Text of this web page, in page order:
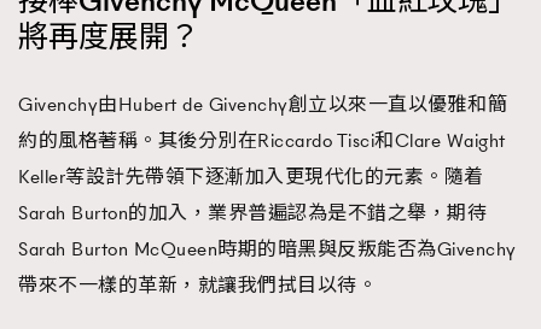
將再度展開？
Givenchy由Hubert de Givenchy創立以來一直以優雅和簡
約的風格著稱。其後分別在Riccardo Tisci和Clare Waight
Keller等設計先帶領下逐漸加入更現代化的元素。隨着
Sarah Burton的加入，業界普遍認為是不錯之舉，期待
Sarah Burton McQueen時期的暗黑與反叛能否為Givenchy
帶來不一樣的革新，就讓我們拭目以待。